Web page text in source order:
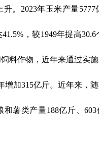
。 2023年玉米产量5777
41.5% ，较1949年提高30.6
料作物，近年来通过实
增加315亿斤。近年来，
和薯类产量188亿斤、603